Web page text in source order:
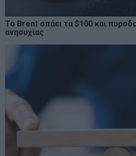
Το Brent σπάει τα $100 και
ανησυχίας